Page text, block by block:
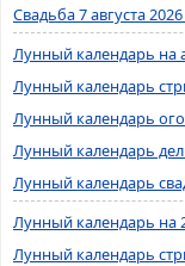
Свадьба 7 августа
Лунный календарь на
Лунный календарь
Лунный календарь
Лунный календарь дел
Лунный календарь
Лунный календарь на
Лунный календарь